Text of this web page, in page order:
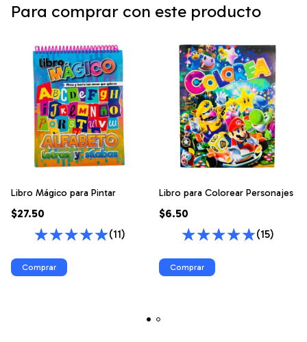
Para comprar con este producto
Libro Mágico para Pintar
$27.50
(11)
Libro para Colorear Personajes
$6.50
(15)
Comprar